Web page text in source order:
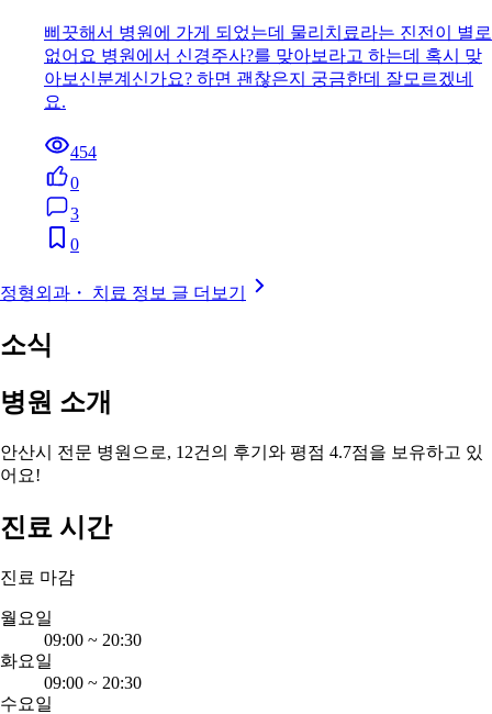
삐끗해서 병원에 가게 되었는데 물리치료라는 진전이 별로
없어요 병원에서 신경주사?를 맞아보라고 하는데 혹시 맞
아보신분계신가요? 하면 괜찮은지 궁금한데 잘모르겠네
요.
454
0
3
0
정형외과・ 치료 정보 글 더보기
소식
병원 소개
안산시 전문 병원으로, 12건의 후기와 평점 4.7점을 보유하고 있
어요!
진료 시간
진료 마감
월요일
09:00 ~ 20:30
화요일
09:00 ~ 20:30
수요일